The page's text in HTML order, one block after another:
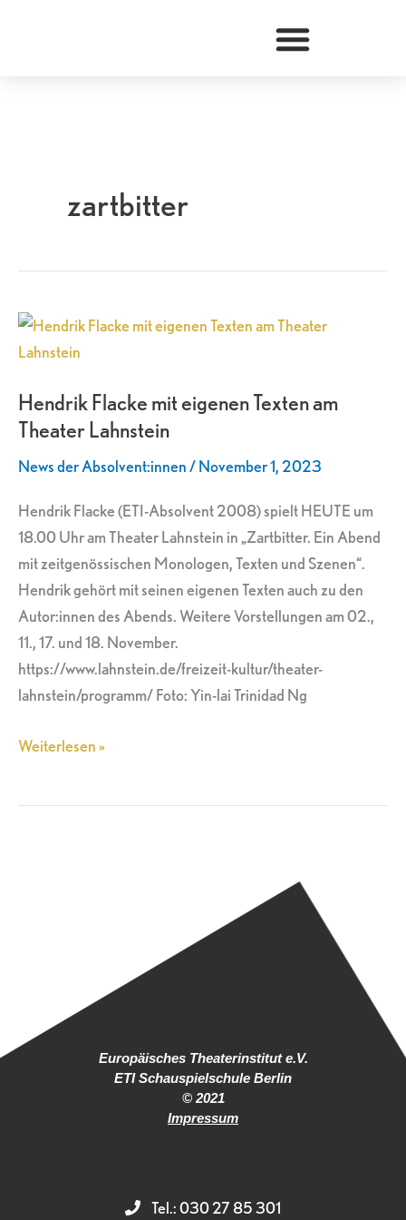
zartbitter
Hendrik Flacke mit eigenen Texten am
Theater Lahnstein
News der Absolvent:innen/November 1, 2023
Hendrik Flacke (ETI-Absolvent 2008) spielt HEUTE um
18.00 Uhr am Theater Lahnstein in „Zartbitter. Ein Abend
mit zeitgenössischen Monologen, Texten und Szenen“.
Hendrik gehört mit seinen eigenen Texten auch zu den
Autor:innen des Abends. Weitere Vorstellungen am 02.,
11., 17. und 18. November.
https://www.lahnstein.de/freizeit-kultur/theater-
lahnstein/programm/ Foto: Yin-lai Trinidad Ng
Hendrik
Flacke
eigenen
Texten
am
Lahnstein
Weiterlesen »
Europäisches Theaterinstitut e.V.
ETI Schauspielschule Berlin
© 2021
Impressum
Tel.: 030 27 85 301